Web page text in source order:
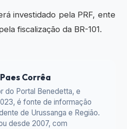
investidado pela PRF, ente
fiscalização da BR-101.
Corrêa
do Portal Benedetta, e
é fonte de informação
de Urussanga e Região.
desde 2007, com